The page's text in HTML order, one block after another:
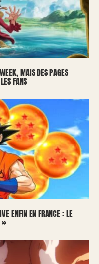
MAIS DES PAGES
FANS
ENFIN EN FRANCE : LE
»